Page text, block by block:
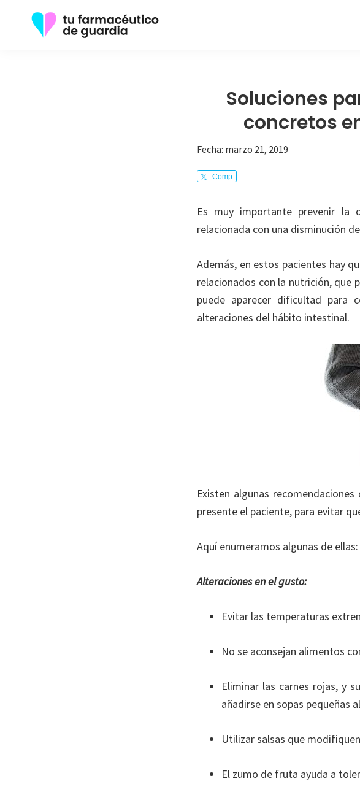
Soluciones
concretos
Fecha: marzo 21, 2019
Comp
Es muy importante prevenir la
relacionada con una disminución
Además, en estos pacientes hay
relacionados con la nutrición, que
puede aparecer dificultad para
alteraciones del hábito intestinal.
Existen algunas
presente el paciente, para evitar
Aquí enumeramos algunas de ellas:
Alteraciones en el gusto:
Evitar las temperaturas
No se aconsejan alimentos
Eliminar las carnes rojas, y
añadirse en sopas pequeñas
Utilizar salsas que
El zumo de fruta ayuda a